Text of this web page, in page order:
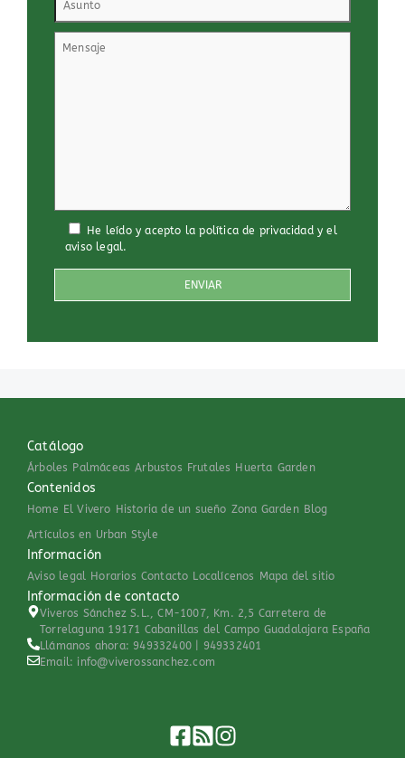
He leído y acepto la política de privacidadyel
aviso legal.
Catálogo
Árboles Palmáceas Arbustos Frutales Huerta Garden
Contenidos
Home El Vivero Historia de un sueño Zona Garden Blog
Artículos en Urban Style
Información
Aviso legal Horarios Contacto Localícenos Mapa del sitio
Información de contacto
Viveros Sánchez S.L., CM-1007, Km. 2,5 Carretera de
Torrelaguna 19171 Cabanillas del Campo Guadalajara España
Llámanos ahora: 949332400 | 949332401
Email: info@viverossanchez.com